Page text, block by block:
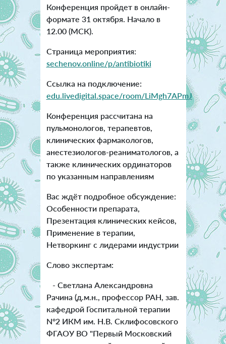
Конференция пройдет в онлайн-
формате 31 октября. Начало в
12.00 (МСК).
Страница мероприятия:
sechenov.online/p/antibiotiki
Ссылка на подключение:
edu.livedigital.space/room/LiMgh7APmJ
Конференция рассчитана на
пульмонологов, терапевтов,
клинических фармакологов,
анестезиологов-реаниматологов, а
также клинических ординаторов
по указанным направлениям
Вас ждёт подробное обсуждение:
Особенности препарата,
Презентация клинических кейсов,
Применение в терапии,
Нетворкинг с лидерами индустрии
Слово экспертам:
- Светлана Александровна
Рачина (д.м.н., профессор РАН, зав.
кафедрой Госпитальной терапии
Nº2 ИКМ им. Н.В. Склифосовского
ФГАОУ ВО "Первый Московский